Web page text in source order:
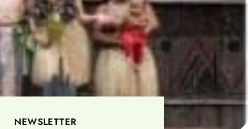
NEWSLETTER